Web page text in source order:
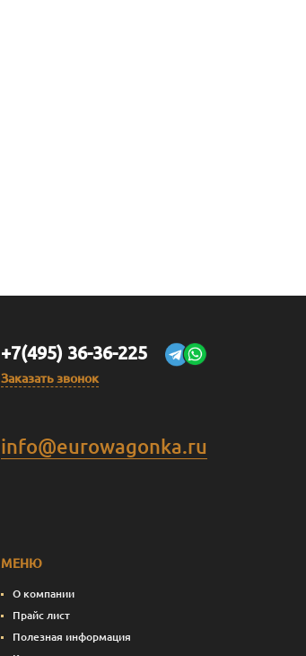
+7(495) 36-36-225
Заказать звонок
info@eurowagonka.ru
МЕНЮ
О компании
Прайс лист
Полезная информация